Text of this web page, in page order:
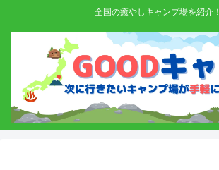
全国の癒やしキャンプ場を紹介！